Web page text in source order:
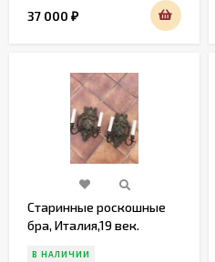
37 000 ₽
Старинные роскошные
бра, Италия,19 век.
В НАЛИЧИИ